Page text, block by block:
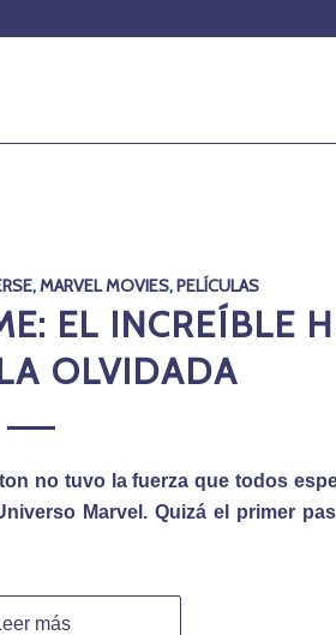
,MARVEL MOVIES,PELÍCULAS
EL INCREÍBLE
OLVIDADA
no tuvo la fuerza que todos
Marvel. Quizá el primer
más